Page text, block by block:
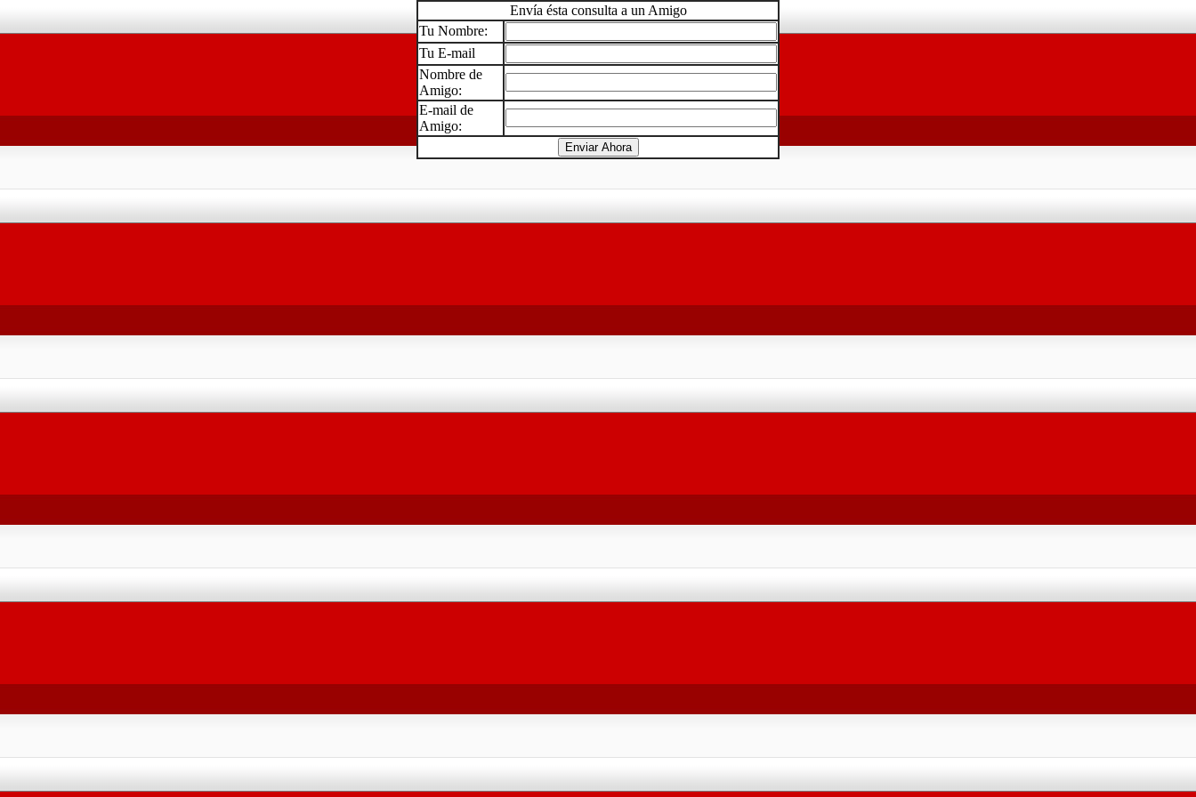
Envía ésta consulta a un Amigo
Tu Nombre:
Tu E-mail
Nombre de
Amigo:
E-mail de
Amigo: